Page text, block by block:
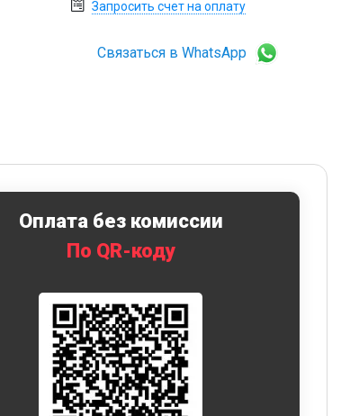
Запросить счет на оплату
Связаться в WhatsApp
Оплата без комиссии
По QR-коду